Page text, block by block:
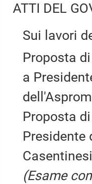
ATTI DEL
Sui lavori
Proposta
a
Proposta
Presidente
(Esame